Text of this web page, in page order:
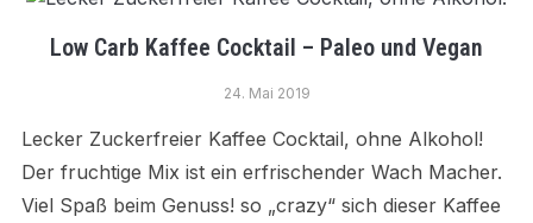
Low Carb Kaffee Cocktail – Paleo und Vegan
24. Mai 2019
Lecker Zuckerfreier Kaffee Cocktail, ohne Alkohol!
Der fruchtige Mix ist ein erfrischender Wach Macher.
Viel Spaß beim Genuss! so „crazy“ sich dieser Kaffee